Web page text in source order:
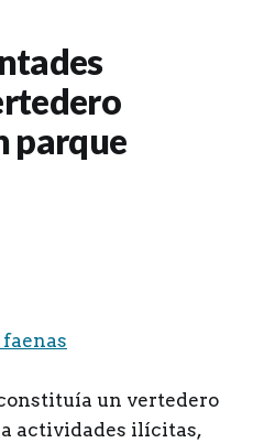
parque
un vertedero
actividades ilícitas,